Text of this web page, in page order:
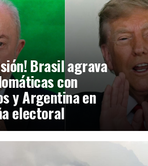
Brasil agrava
con
y Argentina en
electoral